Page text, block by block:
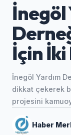
İnegöl
İçin İki
İnegöl Yardım
dikkat çekerek
projesini
Haber